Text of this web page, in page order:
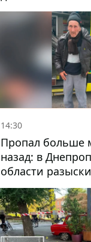
14:30
Пропал больше
назад: в
области
летнего